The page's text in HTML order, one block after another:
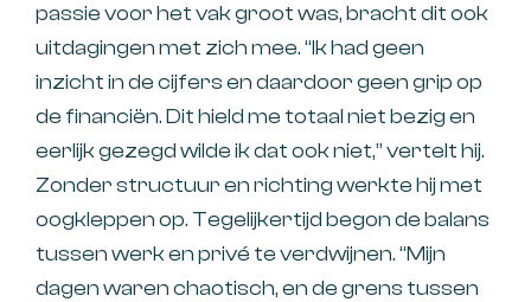
passie voor het vak groot was, bracht dit ook
uitdagingen met zich mee. “Ik had geen
inzicht in de cijfers en daardoor geen grip op
de financiën. Dit hield me totaal niet bezig en
eerlijk gezegd wilde ik dat ook niet,” vertelt hij.
Zonder structuur en richting werkte hij met
oogkleppen op. Tegelijkertijd begon de balans
tussen werk en privé te verdwijnen. “Mijn
dagen waren chaotisch, en de grens tussen